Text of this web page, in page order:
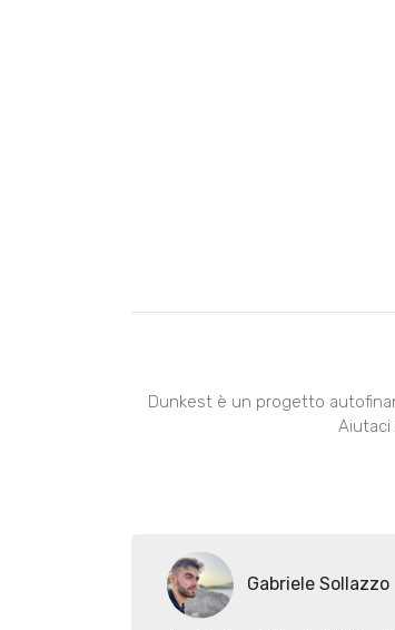
Dunkest è un progetto
Gabriele Sollazzo